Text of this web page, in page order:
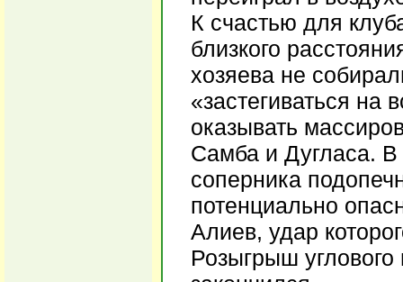
К счастью для
близкого
хозяева не
«застегиваться на
оказывать
Самба и Дугласа. В
соперника
потенциально
Алиев, удар
Розыгрыш